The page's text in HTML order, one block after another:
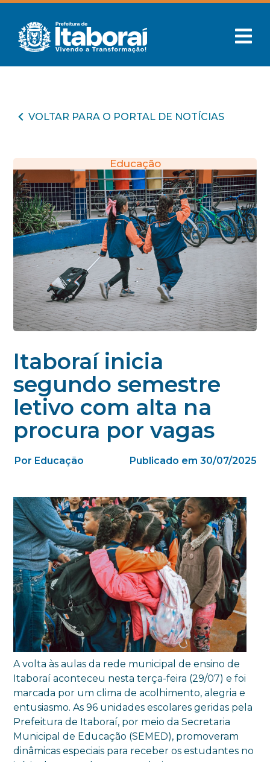
VOLTAR PARA O PORTAL DE NOTÍCIAS
Educação
Itaboraí inicia
segundo semestre
letivo com alta na
procura por vagas
Por Educação Publicado em 30/07/2025
A volta às aulas da rede municipal de ensino de
Itaboraí aconteceu nesta terça-feira (29/07) e foi
marcada por um clima de acolhimento, alegria e
entusiasmo. As 96 unidades escolares geridas pela
Prefeitura de Itaboraí, por meio da Secretaria
Municipal de Educação (SEMED), promoveram
dinâmicas especiais para receber os estudantes no